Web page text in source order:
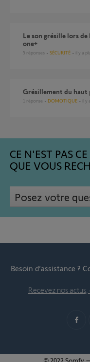
Le son grésille lors de l'activation et désactivation de ma
one+
5 réponses SÉCURITÉ il y a
Grésillement du
1 réponse DOMOTIQUE il
CE N'EST PAS CE
QUE VOUS
Posez votre
Besoin d’assistance ?
Recevez nos
© 2022 Somfy